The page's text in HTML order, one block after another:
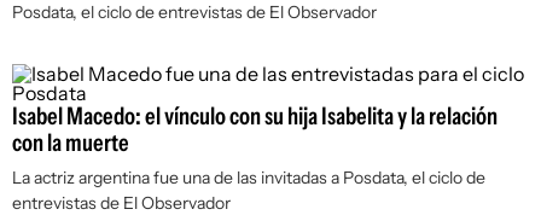
Posdata, el ciclo de entrevistas de El Observador
Isabel Macedo: el vínculo con su hija Isabelita y la relación
con la muerte
La actriz argentina fue una de las invitadas a Posdata, el ciclo de
entrevistas de El Observador